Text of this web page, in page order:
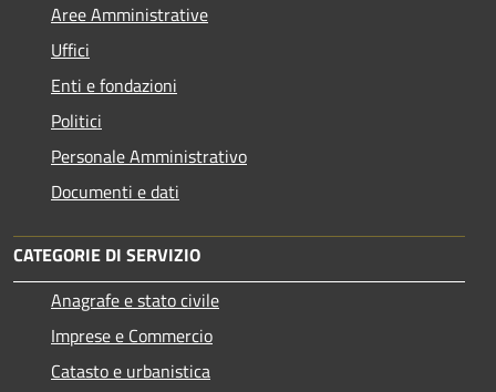
Aree Amministrative
Uffici
Enti e fondazioni
Politici
Personale Amministrativo
Documenti e dati
CATEGORIE DI SERVIZIO
Anagrafe e stato civile
Imprese e Commercio
Catasto e urbanistica